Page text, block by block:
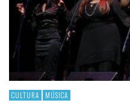
CULTURA MÚSICA